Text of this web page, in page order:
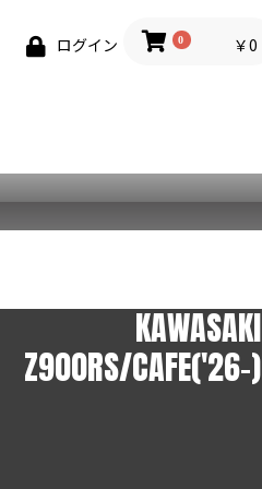
ログイン 0 ￥0
KAWASAKI
Z900RS/CAFE('26-)